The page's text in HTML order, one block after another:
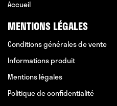
Accueil
MENTIONS LÉGALES
Conditions générales de vente
Informations produit
Mentions légales
Politique de confidentialité